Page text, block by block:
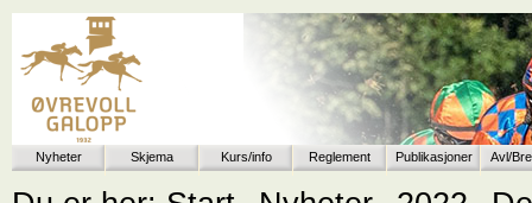
Nyheter Skjema Kurs/info Reglement Publikasjoner Avl/